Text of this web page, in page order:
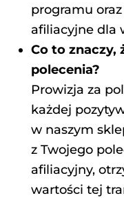
programu
afiliacyjne dla
Co to znaczy,
polecenia?
Prowizja za
każdej
w naszym
z Twojego
afiliacyjny,
wartości tej